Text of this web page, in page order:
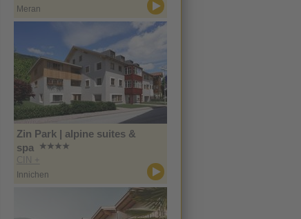
Meran
Zin Park | alpine suites &
spa
CIN +
Innichen